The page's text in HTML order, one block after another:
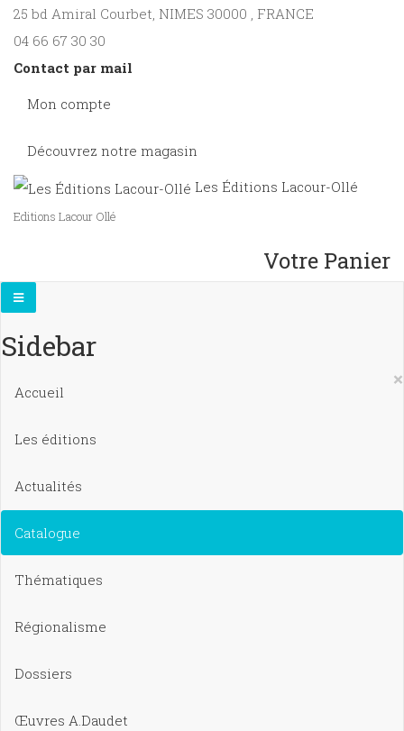
25 bd Amiral Courbet, NIMES 30000 , FRANCE
04 66 67 30 30
Contact par mail
Mon compte
Découvrez notre magasin
Les Éditions Lacour-Ollé
Editions Lacour Ollé
Votre Panier
Sidebar
×
Accueil
Les éditions
Actualités
Catalogue
Thématiques
Régionalisme
Dossiers
Œuvres A.Daudet